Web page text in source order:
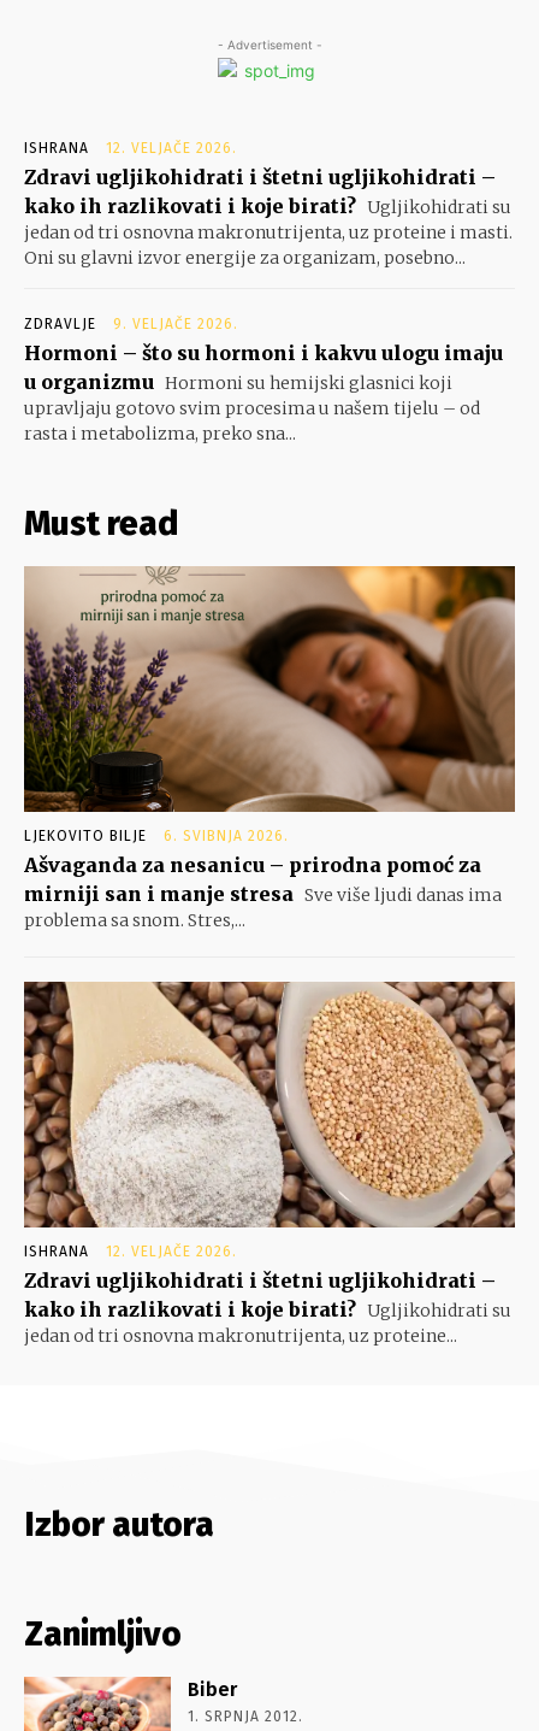
- Advertisement -
ISHRANA 12. VELJAČE 2026.
Zdravi ugljikohidrati i štetni ugljikohidrati –
kako ih razlikovati i koje birati? Ugljikohidrati su
jedan od tri osnovna makronutrijenta, uz proteine i masti.
Oni su glavni izvor energije za organizam, posebno...
ZDRAVLJE 9. VELJAČE 2026.
Hormoni – što su hormoni i kakvu ulogu imaju
u organizmu Hormoni su hemijski glasnici koji
upravljaju gotovo svim procesima u našem tijelu – od
rasta i metabolizma, preko sna...
Must read
LJEKOVITO BILJE 6. SVIBNJA 2026.
Ašvaganda za nesanicu – prirodna pomoć za
mirniji san i manje stresa Sve više ljudi danas ima
problema sa snom. Stres,...
ISHRANA 12. VELJAČE 2026.
Zdravi ugljikohidrati i štetni ugljikohidrati –
kako ih razlikovati i koje birati? Ugljikohidrati su
jedan od tri osnovna makronutrijenta, uz proteine...
Izbor autora
Zanimljivo
Biber
1. SRPNJA 2012.